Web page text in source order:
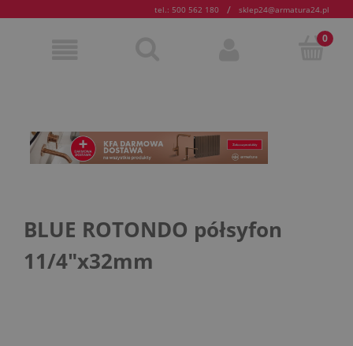
tel.: 500 562 180 / sklep24@armatura24.pl
BLUE ROTONDO półsyfon
11/4"x32mm